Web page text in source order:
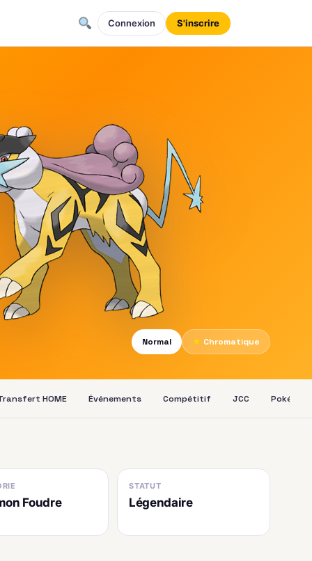
Connexion S'inscrire
Normal
★ Chromatique
HOME Événements Compétitif JCC Pokédex
Foudre
STATUT
Légendaire